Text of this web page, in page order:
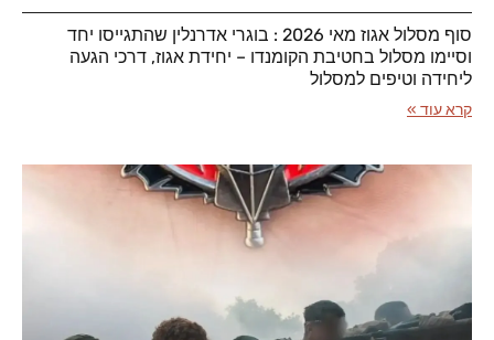
סוף מסלול אגוז מאי 2026 : בוגרי אדרנלין שהתגייסו יחד
וסיימו מסלול בחטיבת הקומנדו – יחידת אגוז, דרכי הגעה
ליחידה וטיפים למסלול
קרא עוד »